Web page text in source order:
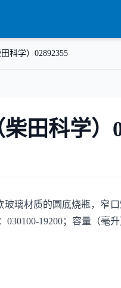
科学）02892355
田科学）
玻璃材质的圆底烧瓶，窄
19200；容量（毫